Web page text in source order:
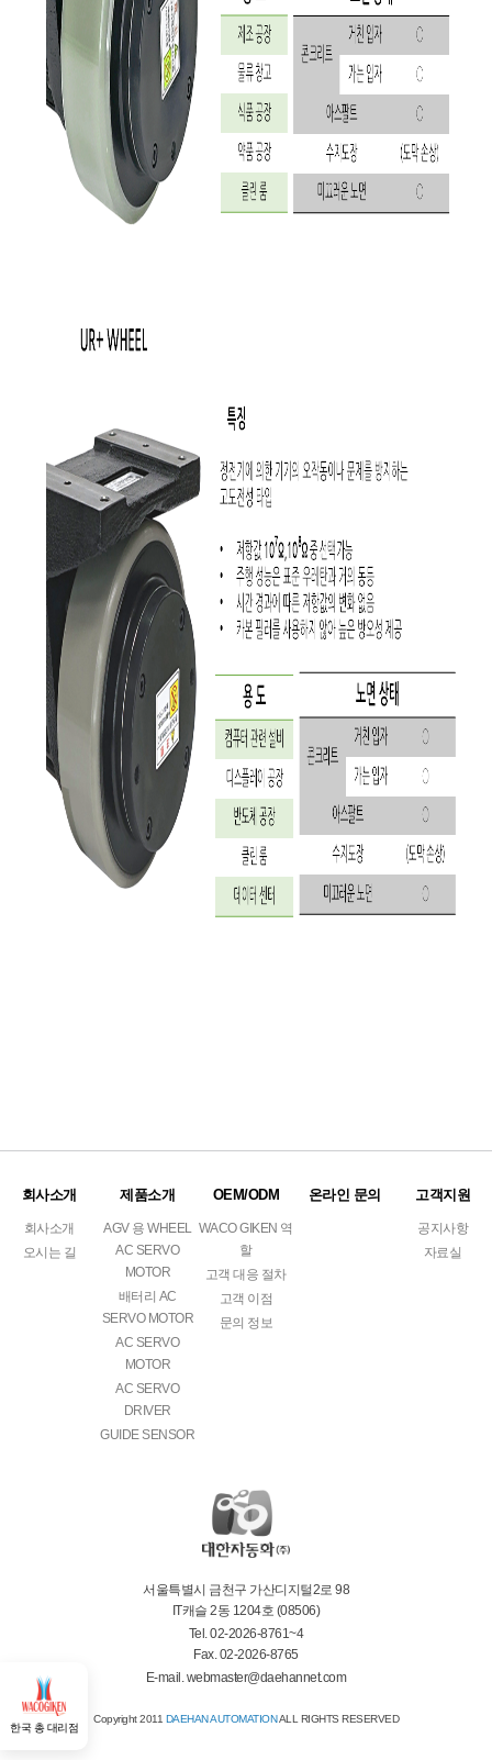
회사소개
회사소개
오시는 길
제품소개
AGV 용 WHEEL
AC SERVO
MOTOR
배터리 AC
SERVO MOTOR
AC SERVO
MOTOR
AC SERVO
DRIVER
GUIDE SENSOR
OEM/ODM
WACO GIKEN 역
할
고객 대응 절차
고객 이점
문의 정보
온라인 문의 고객지원
공지사항
자료실
서울특별시 금천구 가산디지털2로 98
IT캐슬 2동 1204호 (08506)
Tel. 02-2026-8761~4
Fax. 02-2026-8765
E-mail. webmaster@daehannet.com​​
Copyright 2011 DAEHAN AUTOMATIONALL RIGHTS RESERVED
한국 총 대리점